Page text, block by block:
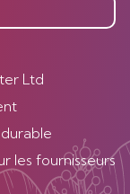
Ltd
les fournisseurs